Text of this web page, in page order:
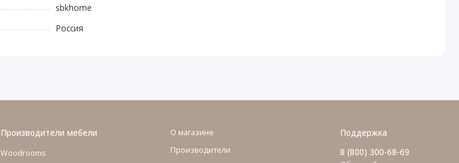
sbkhome
Россия
Производители мебели
Woodrooms
О магазине
Производители
Поддержка
8 (800) 300-68-69